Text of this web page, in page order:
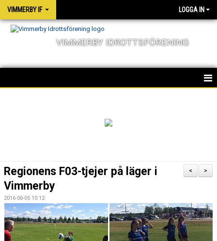
VIMMERBY IF LOGGA IN
VIMMERBY IDROTTSFÖRENING
OM FÖRENINGEN
SOCIALA ANSVAR
BARN & UNGDOMSVERKSAMHET
>
<
Regionens F03-tjejer på läger i
Vimmerby
2016-06-05 10:12